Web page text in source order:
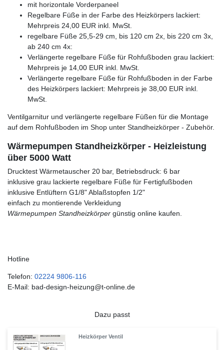
mit horizontale Vorderpaneel
Regelbare Füße in der Farbe des Heizkörpers lackiert:
Mehrpreis 24,00 EUR inkl. MwSt.
regelbare Füße 25,5-29 cm, bis 120 cm 2x, bis 220 cm 3x,
ab 240 cm 4x:
Verlängerte regelbare Füße für Rohfußboden grau lackiert:
Mehrpreis je 14,00 EUR inkl. MwSt.
Verlängerte regelbare Füße für Rohfußboden in der Farbe
des Heizkörpers lackiert: Mehrpreis je 38,00 EUR inkl.
MwSt.
Ventilgarnitur und verlängerte regelbare Füßen für die Montage
auf dem Rohfußboden im Shop unter Standheizkörper - Zubehör.
Wärmepumpen Standheizkörper - Heizleistung
über 5000 Watt
Drucktest Wärmetauscher 20 bar, Betriebsdruck: 6 bar
inklusive grau lackierte regelbare Füße für Fertigfußboden
inklusive Entlüftern G1/8" Ablaßstopfen 1/2"
einfach zu montierende Verkleidung
Wärmepumpen Standheizkörper günstig online kaufen.
Hotline
Telefon: 02224 9806-116
E-Mail: bad-design-heizung@t-online.de
Dazu passt
Heizkörper Ventil